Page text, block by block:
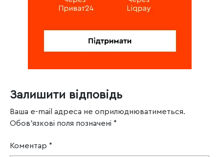
Залишити відповідь
Ваша e-mail адреса не оприлюднюватиметься.
Обов’язкові поля позначені *
Коментар *